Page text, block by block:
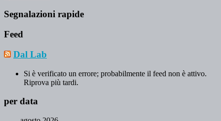
Segnalazioni rapide
Feed
Dal Lab
Si è verificato un errore; probabilmente il feed non è attivo.
Riprova più tardi.
per data